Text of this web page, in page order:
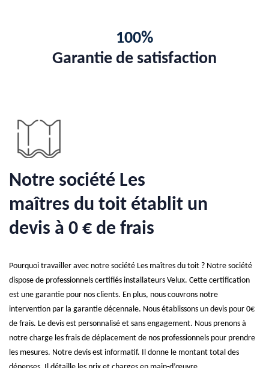
100%
Garantie de satisfaction
Notre société Les
maîtres du toit établit un
devis à 0 € de frais
Pourquoi travailler avec notre société Les maîtres du toit ? Notre société
dispose de professionnels certifiés installateurs Velux. Cette certification
est une garantie pour nos clients. En plus, nous couvrons notre
intervention par la garantie décennale. Nous établissons un devis pour 0€
de frais. Le devis est personnalisé et sans engagement. Nous prenons à
notre charge les frais de déplacement de nos professionnels pour prendre
les mesures. Notre devis est informatif. Il donne le montant total des